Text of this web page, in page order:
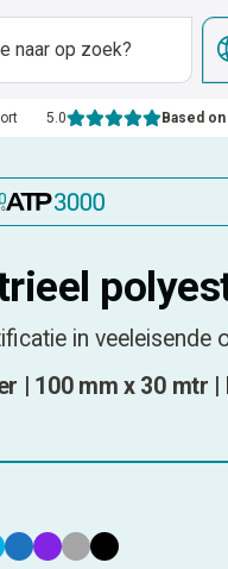
5.0 Based
in veeleisende
| 100 mm x 30 mtr |